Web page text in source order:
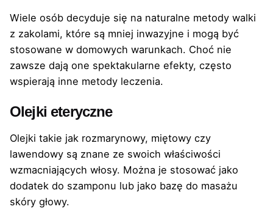
Wiele osób decyduje się na naturalne metody walki
z zakolami, które są mniej inwazyjne i mogą być
stosowane w domowych warunkach. Choć nie
zawsze dają one spektakularne efekty, często
wspierają inne metody leczenia.
Olejki eteryczne
Olejki takie jak rozmarynowy, miętowy czy
lawendowy są znane ze swoich właściwości
wzmacniających włosy. Można je stosować jako
dodatek do szamponu lub jako bazę do masażu
skóry głowy.